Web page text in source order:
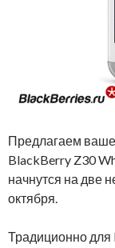
Предлагаем
BlackBerry Z30
начнутся на две
октября.
Традиционно